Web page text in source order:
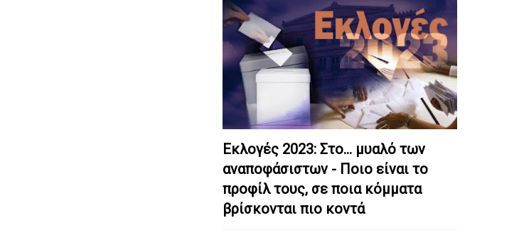
Εκλογές 2023: Στο… μυαλό των
αναποφάσιστων - Ποιο είναι το
προφίλ τους, σε ποια κόμματα
βρίσκονται πιο κοντά